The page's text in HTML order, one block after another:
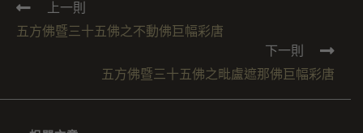
上一則
五方佛暨三十五佛之不動佛巨幅彩唐
下一則
五方佛暨三十五佛之毗盧遮那佛巨幅彩唐